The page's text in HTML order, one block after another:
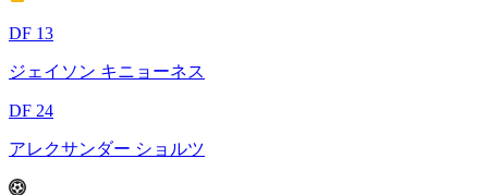
DF 13
ジェイソン キニョーネス
DF 24
アレクサンダー ショルツ